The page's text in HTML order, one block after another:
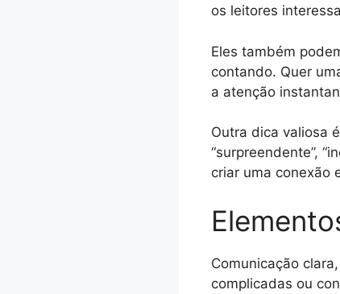
os leitores
Eles também
contando. Quer
a atenção
Outra dica valiosa
“surpreendente”,
criar uma conexão
Comunicação
complicadas ou